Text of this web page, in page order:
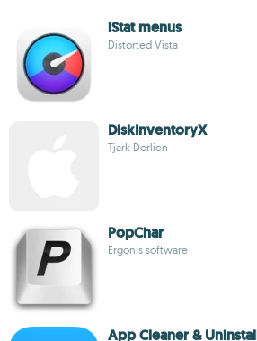
iStat menus
Distorted Vista
DiskInventoryX
Tjark Derlien
PopChar
Ergonis software
App Cleaner &